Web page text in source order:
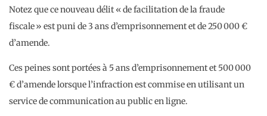
Notez que ce nouveau délit « de facilitation de la fraude
fiscale » est puni de 3 ans d’emprisonnement et de 250 000 €
d’amende.
Ces peines sont portées à 5 ans d’emprisonnement et 500 000
€ d’amende lorsque l’infraction est commise en utilisant un
service de communication au public en ligne.